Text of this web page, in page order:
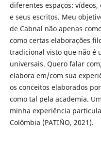
diferentes espaços:
e seus escritos. Meu
de Cabnal não apenas
como certas elaborações
tradicional visto que não é
universais. Quero falar
elabora em/com sua
os conceitos elaborados
como tal pela academia.
minha experiência
Colômbia (PATIÑO, 2021).